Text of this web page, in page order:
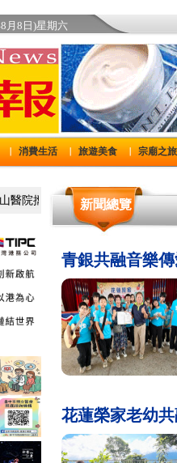
月8日)星期六
消費生活 旅遊美食 宗廟之旅
新聞總覽
青銀共融音樂
花蓮榮家老幼